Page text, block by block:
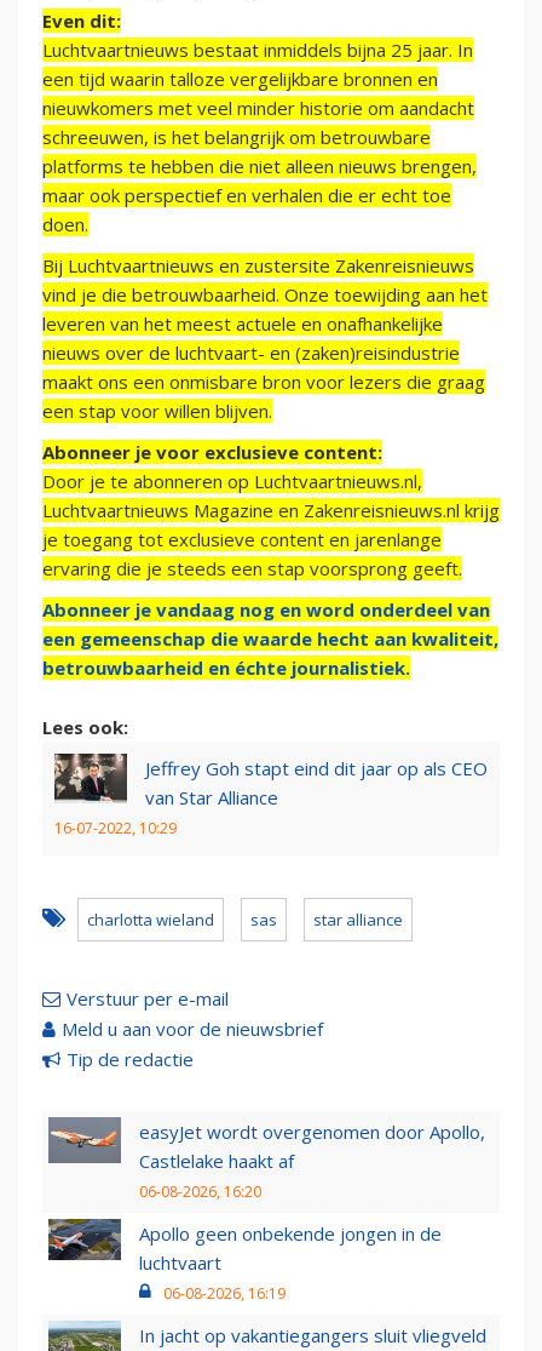
Even dit:
Luchtvaartnieuws bestaat inmiddels bijna 25 jaar. In
een tijd waarin talloze vergelijkbare bronnen en
nieuwkomers met veel minder historie om aandacht
schreeuwen, is het belangrijk om betrouwbare
platforms te hebben die niet alleen nieuws brengen,
maar ook perspectief en verhalen die er echt toe
doen.
Bij Luchtvaartnieuws en zustersite Zakenreisnieuws
vind je die betrouwbaarheid. Onze toewijding aan het
leveren van het meest actuele en onafhankelijke
nieuws over de luchtvaart- en (zaken)reisindustrie
maakt ons een onmisbare bron voor lezers die graag
een stap voor willen blijven.
Abonneer je voor exclusieve content:
Door je te abonneren op Luchtvaartnieuws.nl,
Luchtvaartnieuws Magazine en Zakenreisnieuws.nl krijg
je toegang tot exclusieve content en jarenlange
ervaring die je steeds een stap voorsprong geeft.
Abonneer je vandaag nog en word onderdeel van
een gemeenschap die waarde hecht aan kwaliteit,
betrouwbaarheid en échte journalistiek.
Lees ook:
Jeffrey Goh stapt eind dit jaar op als CEO
van Star Alliance
16-07-2022, 10:29
charlotta wieland sas star alliance
Verstuur per e-mail
Meld u aan voor de nieuwsbrief
Tip de redactie
easyJet wordt overgenomen door Apollo,
Castlelake haakt af
06-08-2026, 16:20
Apollo geen onbekende jongen in de
luchtvaart
06-08-2026, 16:19
In jacht op vakantiegangers sluit vliegveld